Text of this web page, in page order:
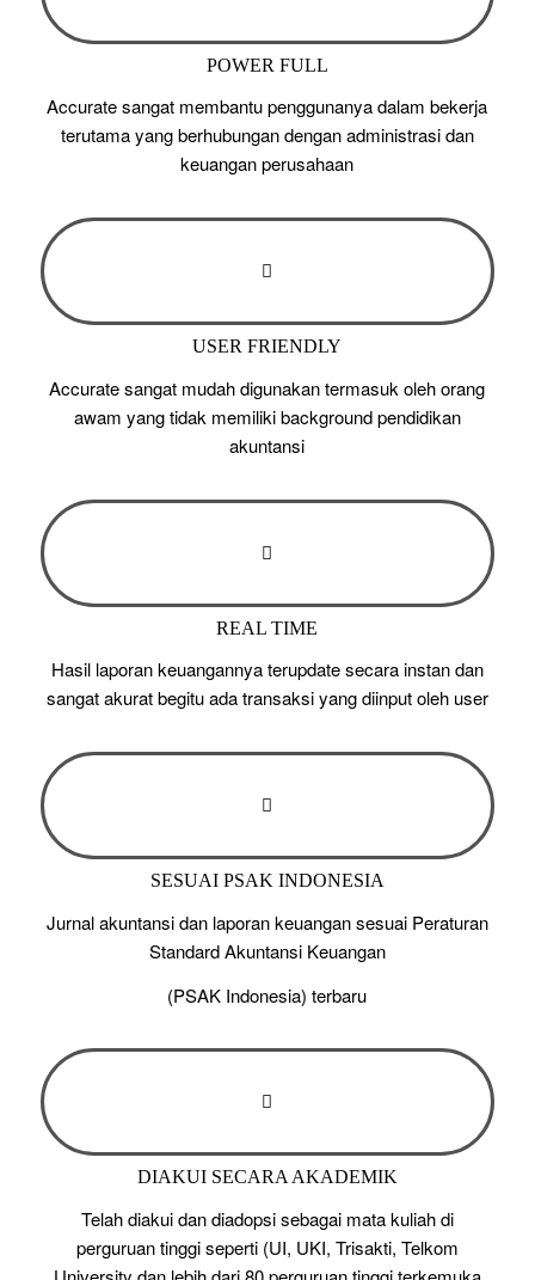
POWER FULL
Accurate sangat membantu penggunanya dalam bekerja
terutama yang berhubungan dengan administrasi dan
keuangan perusahaan
USER FRIENDLY
Accurate sangat mudah digunakan termasuk oleh orang
awam yang tidak memiliki background pendidikan
akuntansi
REAL TIME
Hasil laporan keuangannya terupdate secara instan dan
sangat akurat begitu ada transaksi yang diinput oleh user
SESUAI PSAK INDONESIA
Jurnal akuntansi dan laporan keuangan sesuai Peraturan
Standard Akuntansi Keuangan
(PSAK Indonesia) terbaru
DIAKUI SECARA AKADEMIK
Telah diakui dan diadopsi sebagai mata kuliah di
perguruan tinggi seperti (UI, UKI, Trisakti, Telkom